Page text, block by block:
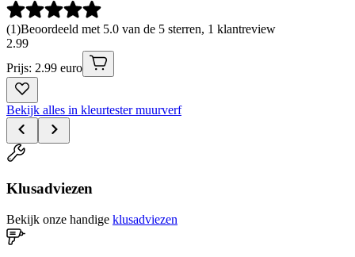
(1)Beoordeeld met 5.0 van de 5 sterren, 1 klantreview
2.99
Prijs: 2.99 euro
Bekijk alles in kleurtester muurverf
Klusadviezen
Bekijk onze handige klusadviezen